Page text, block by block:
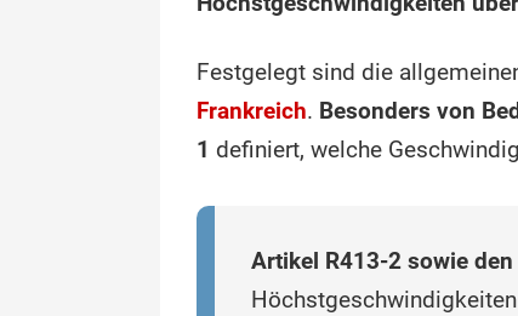
Festgelegt sind die
Frankreich. Besonders von
1 definiert, welche
Artikel R413-2 sowie
Höchstgeschwindigkeiten